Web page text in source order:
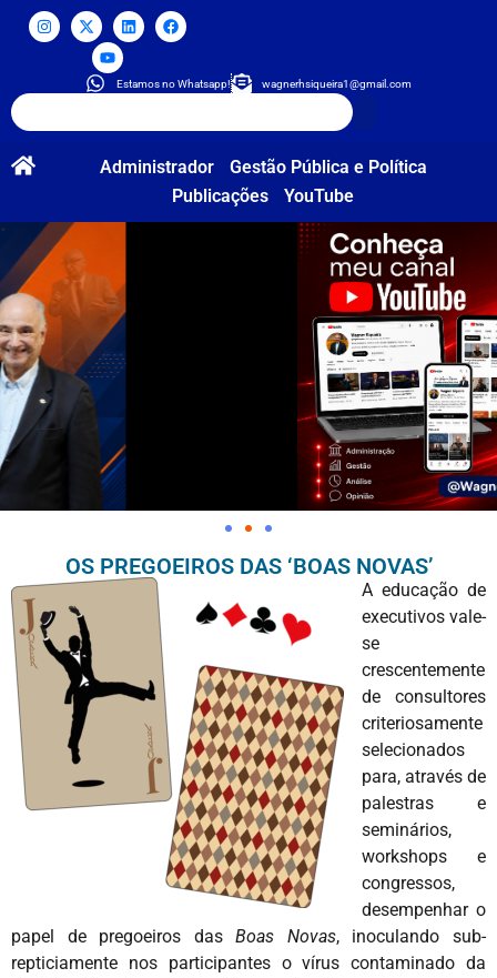
Estamos no Whatsapp! wagnerhsiqueira1@gmail.com
Administrador
Gestão Pública e Política
Publicações
YouTube
OS PREGOEIROS DAS ‘BOAS NOVAS’
A educação de
executivos vale-
se
crescentemente
de consultores
criteriosamente
selecionados
para, através de
palestras e
seminários,
workshops e
congressos,
desempenhar o
papel de pregoeiros dasBoas Novas, inoculando sub-
repticiamente nos participantes o vírus contaminado da